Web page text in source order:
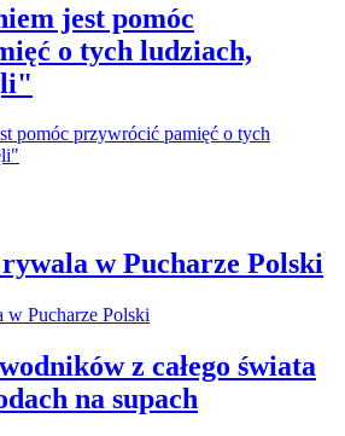
jest pomóc
o tych ludziach,
rywala w Pucharze Polski
z całego świata
na supach